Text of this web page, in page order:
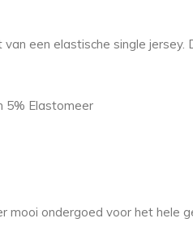
een elastische single
5% Elastomeer
mooi ondergoed voor het hele